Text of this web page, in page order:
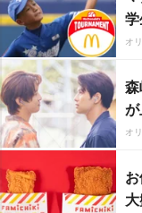
学
オ
が
オ